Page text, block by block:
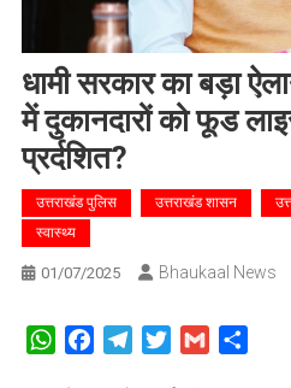
धामी सरकार का बड़ा
में दुकानदारों को फूड
प्रर्दशित?
उत्तराखंड पुलिस उत्तराखंड शासन
स्वास्थ्य
01/07/2025 Bhaukaal News
WhatsAppFacebookTelegramTwitterGmail